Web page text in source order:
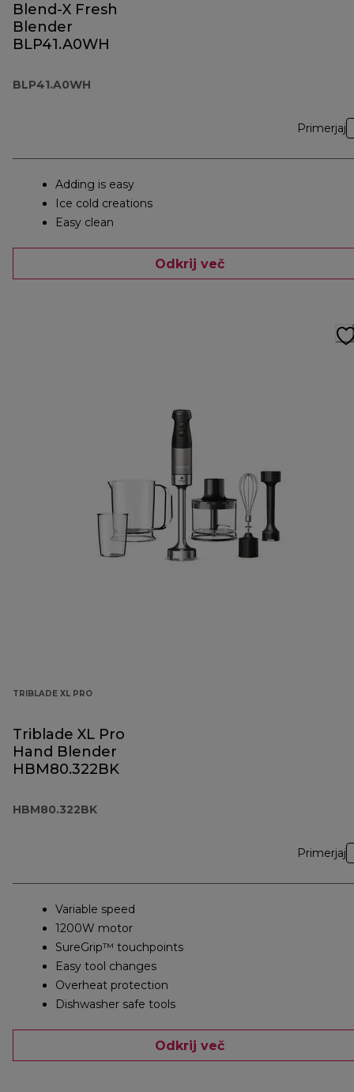
Blend-X Fresh
Blender
BLP41.A0WH
BLP41.A0WH
Primerjaj
Adding is easy
Ice cold creations
Easy clean
Odkrij več
TRIBLADE XL PRO
Triblade XL Pro
Hand Blender
HBM80.322BK
HBM80.322BK
Primerjaj
Variable speed
1200W motor
SureGrip™ touchpoints
Easy tool changes
Overheat protection
Dishwasher safe tools
Odkrij več